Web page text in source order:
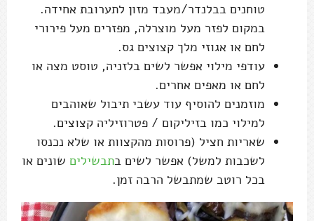
טוחנים בבלנדר/מעבד מזון לתערובת אחידה.
במקום לפזר מעל מוצרלה, מפזרים מעל פירורי
לחם או אגוזי מלך קצוצים גס.
עודפי מילוי אפשר לשים בלזניה, טוסט מצה או
לחם או מאפים אחרים.
מוזמנים להוסיף עוד עשבי תיבול שאוהבים
למילוי כמו בזיליקום / פטרוזיליה קצוצים.
שאריות חציל (פרוסות מהקצוות או שלא נכנסו
לשכבות למשל) אפשר לשים בתבשילים שונים או
בכל רוטב שמתבשל הרבה זמן.